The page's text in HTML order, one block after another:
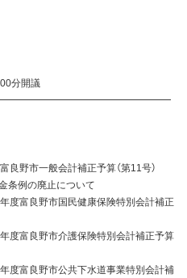
分開議
一般会計補正予算（第11号）
の廃止について
富良野市国民健康保険特別会計補正
富良野市介護保険特別会計補正予算
富良野市公共下水道事業特別会計補